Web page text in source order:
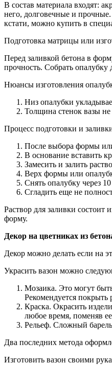
В состав материала входят:
него, долговечные и
кстати, можно купить в
Подготовка матрицы или
Перед заливкой бетона в
прочность. Собрать
Нюансы изготовления
Низ опалубки
Толщина стенок вазы
Процесс подготовки и
После выбора формы
В основание вставить
Замесить и залить
Верх формы или
Снять опалубку через
Сгладить еще не
Раствор для заливки состоит
форму.
Декор на цветниках из
Декор можно делать если на
Украсить вазон можно
Мозаика. Это могут
Рекомендуется покрыть
Краска. Окрасить
любое время, поменяв
Рельеф. Сложный
Два последних метода
Изготовить вазон своими